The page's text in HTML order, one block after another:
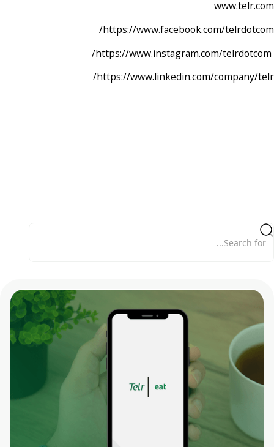
www.telr.com
https://www.facebook.com/telrdotcom/
https://www.linkedin.com/company/telr/